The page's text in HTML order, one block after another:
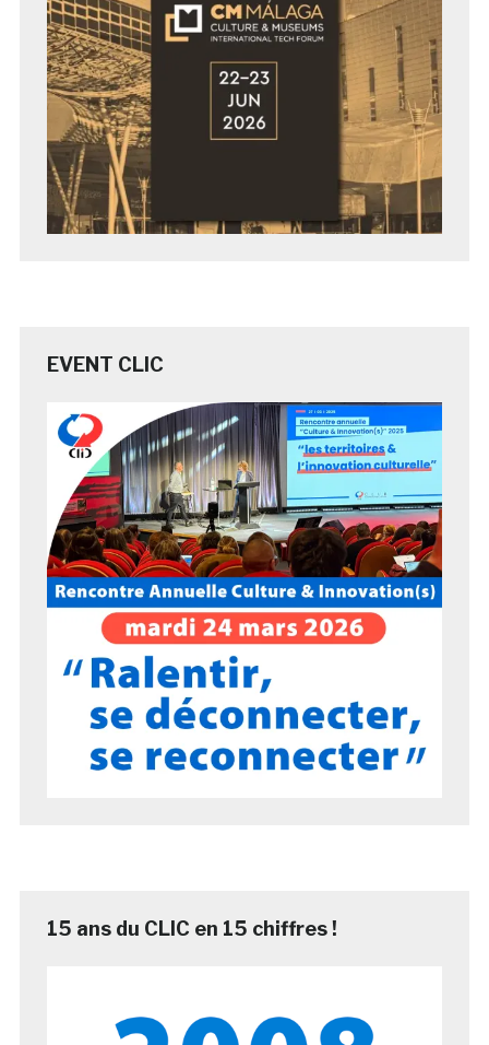
EVENT CLIC
15 ans du CLIC en 15 chiffres !